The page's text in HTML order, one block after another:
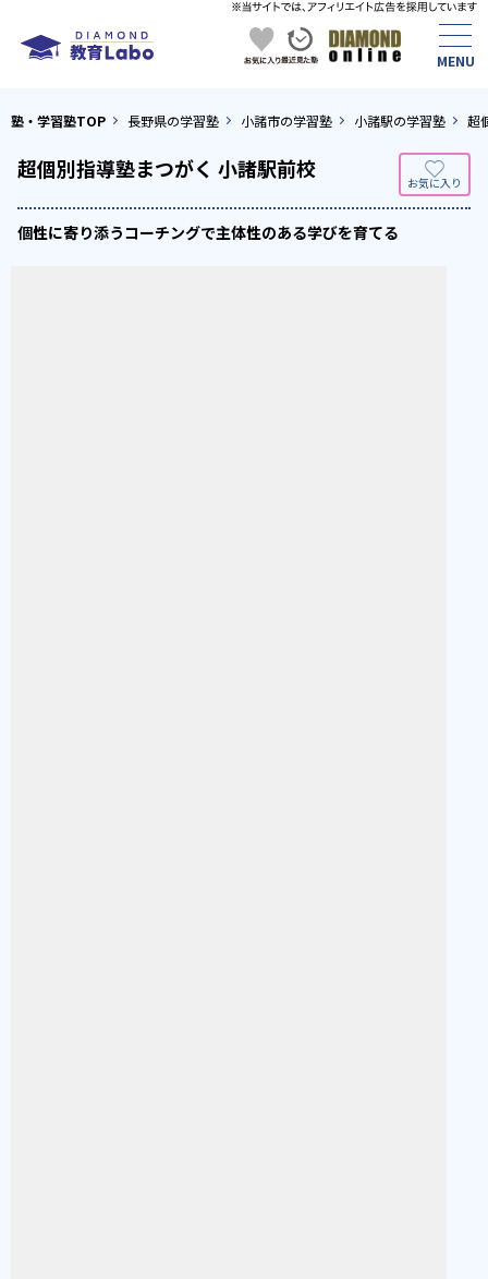
塾・学習塾TOP 長野県の学習塾 小諸市の学習塾 小諸駅の学習塾 超
超個別指導塾まつがく 小諸駅前校
個性に寄り添うコーチングで主体性のある学びを育てる